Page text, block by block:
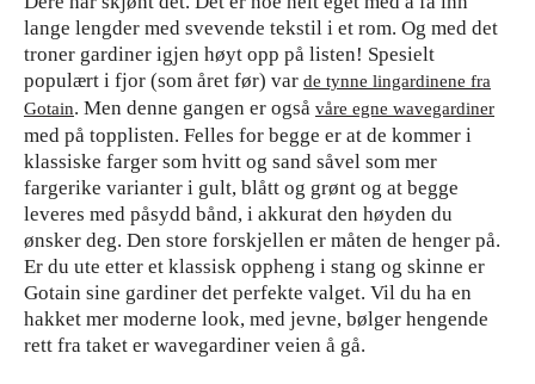
lange lengder med svevende tekstil i et rom. Og med det
troner gardiner igjen høyt opp på listen! Spesielt
populært i fjor (som året før) var de tynne lingardinene fra
Gotain. Men denne gangen er også våre egne wavegardiner
med på topplisten. Felles for begge er at de kommer i
klassiske farger som hvitt og sand såvel som mer
fargerike varianter i gult, blått og grønt og at begge
leveres med påsydd bånd, i akkurat den høyden du
ønsker deg. Den store forskjellen er måten de henger på.
Er du ute etter et klassisk oppheng i stang og skinne er
Gotain sine gardiner det perfekte valget. Vil du ha en
hakket mer moderne look, med jevne, bølger hengende
rett fra taket er wavegardiner veien å gå.